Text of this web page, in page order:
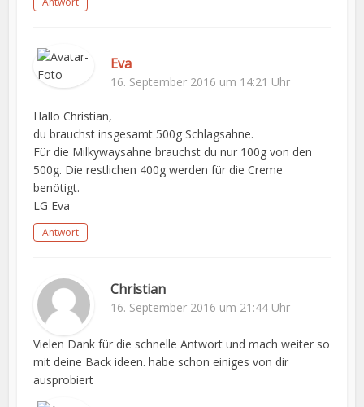
Eva
16. September 2016 um 14:21 Uhr
Hallo Christian,
du brauchst insgesamt 500g Schlagsahne.
Für die Milkywaysahne brauchst du nur 100g von den
500g. Die restlichen 400g werden für die Creme
benötigt.
LG Eva
Antwort
Christian
16. September 2016 um 21:44 Uhr
Vielen Dank für die schnelle Antwort und mach weiter so
mit deine Back ideen. habe schon einiges von dir
ausprobiert